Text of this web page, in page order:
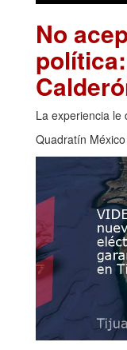
No
La experiencia le
Quadratín México